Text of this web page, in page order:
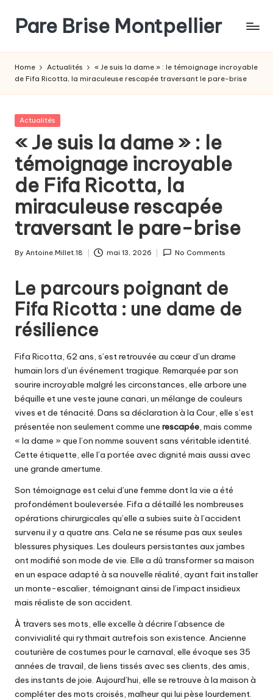
content
Pare Brise Montpellier
Home Actualités
« Je suis la dame » : le témoignage incroyable
de Fifa Ricotta, la miraculeuse rescapée traversant le pare-brise
Posted
Actualités
« Je suis la dame » : le
témoignage incroyable
de Fifa Ricotta, la
miraculeuse rescapée
traversant le pare-brise
Posted
By Antoine.Millet.18 mai 13, 2026 No Comments
Le parcours poignant de
Fifa Ricotta : une dame de
résilience
Fifa Ricotta, 62 ans, s’est retrouvée au cœur d’un drame
humain lors d’un événement tragique. Remarquée par son
sourire incroyable malgré les circonstances, elle arbore une
béquille et une veste jaune canari, un mélange de couleurs
vives et de ténacité. Dans sa déclaration à la Cour, elle s’est
présentée non seulement comme une rescapée , mais comme
« la dame » que l’on nomme souvent sans véritable identité.
Cette étiquette, elle l’a portée avec dignité mais aussi avec
une grande amertume.
Son témoignage est celui d’une femme dont la vie a été
profondément bouleversée. Fifa a détaillé les nombreuses
opérations chirurgicales qu’elle a subies suite à l’accident
survenu il y a quatre ans. Cela ne se résume pas aux seules
blessures physiques. Les douleurs persistantes aux jambes
ont modifié son mode de vie. Elle a dû transformer sa maison
en un espace adapté à sa nouvelle réalité, ayant fait installer
un monte-escalier, témoignant ainsi de l’impact insidieux
mais réaliste de son accident.
À travers ses mots, elle excelle à décrire l’absence de
convivialité qui rythmait autrefois son existence. Ancienne
couturière de costumes pour le carnaval, elle évoque ses 35
années de travail, de liens tissés avec ses clients, des amis,
des instants de joie. Aujourd’hui, elle se retrouve à la maison à
compléter des mots croisés, malheur qui lui pèse lourdement.